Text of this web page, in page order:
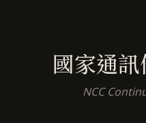
國家通
NCC